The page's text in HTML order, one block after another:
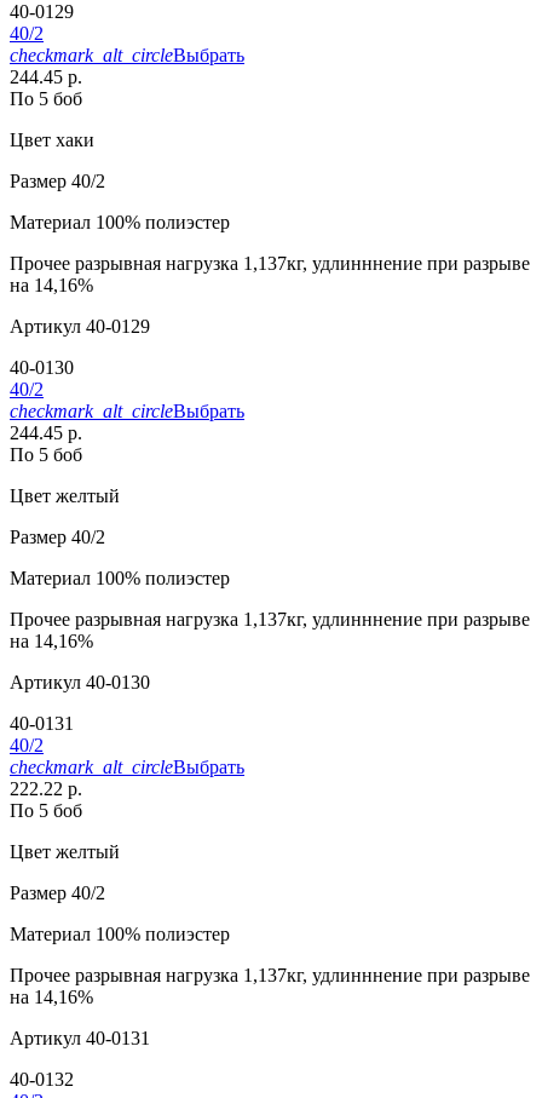
40-0129
40/2
checkmark_alt_circleВыбрать
244.45 р.
По 5 боб
Цвет хаки
Размер 40/2
Материал 100% полиэстер
Прочее разрывная нагрузка 1,137кг, удлинннение при разрыве
на 14,16%
Артикул 40-0129
40-0130
40/2
checkmark_alt_circleВыбрать
244.45 р.
По 5 боб
Цвет желтый
Размер 40/2
Материал 100% полиэстер
Прочее разрывная нагрузка 1,137кг, удлинннение при разрыве
на 14,16%
Артикул 40-0130
40-0131
40/2
checkmark_alt_circleВыбрать
222.22 р.
По 5 боб
Цвет желтый
Размер 40/2
Материал 100% полиэстер
Прочее разрывная нагрузка 1,137кг, удлинннение при разрыве
на 14,16%
Артикул 40-0131
40-0132